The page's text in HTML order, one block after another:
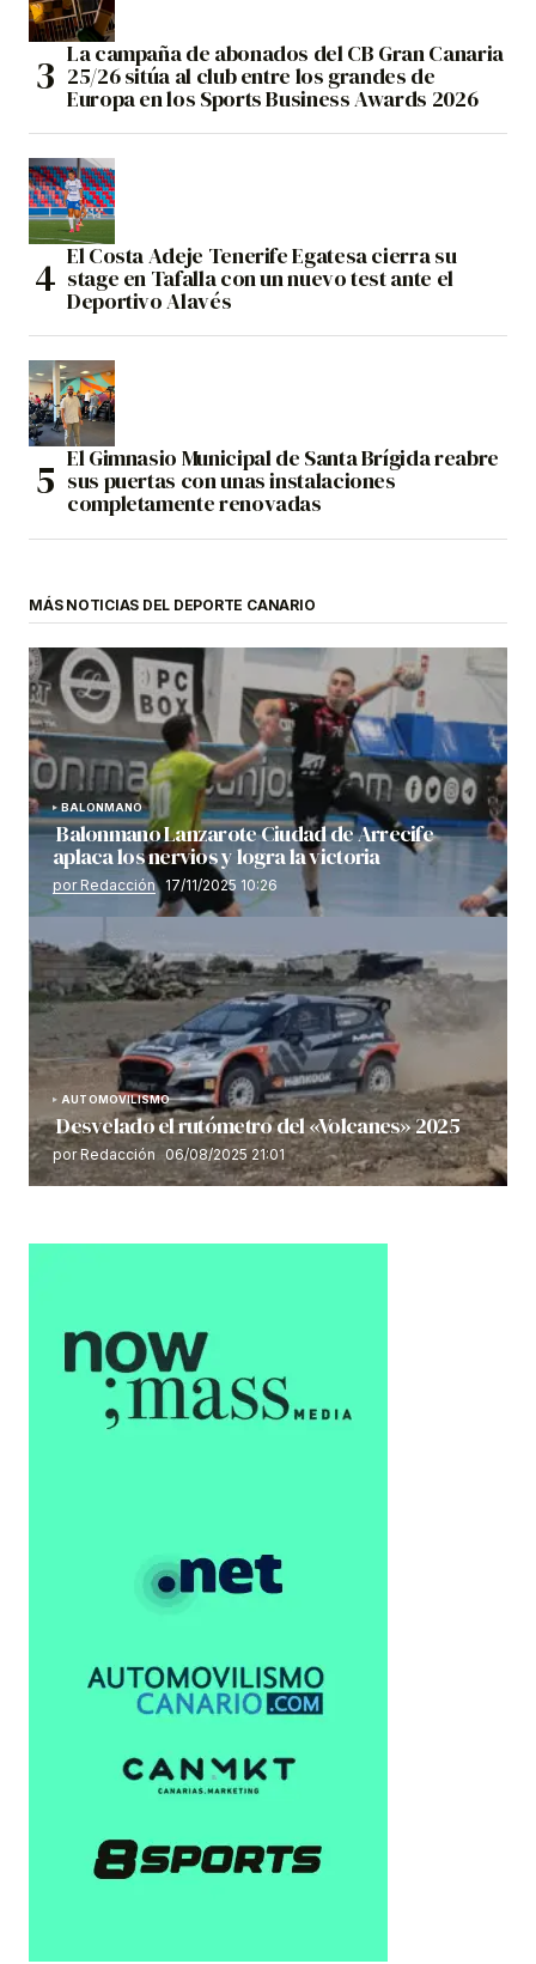
La campaña de abonados del CB Gran Canaria
25/26 sitúa al club entre los grandes de
Europa en los Sports Business Awards 2026
El Costa Adeje Tenerife Egatesa cierra su
stage en Tafalla con un nuevo test ante el
Deportivo Alavés
El Gimnasio Municipal de Santa Brígida reabre
sus puertas con unas instalaciones
completamente renovadas
MÁS NOTICIAS DEL DEPORTE CANARIO
BALONMANO
Balonmano Lanzarote Ciudad de Arrecife
aplaca los nervios y logra la victoria
por Redacción 17/11/2025 10:26
AUTOMOVILISMO
Desvelado el rutómetro del «Volcanes» 2025
por Redacción 06/08/2025 21:01